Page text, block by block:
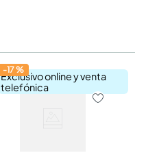
Exclusivo online y venta
telefónica
-17%